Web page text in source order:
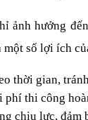
ảnh hưởng
số lợi ích
thời gian,
phí thi công
chịu lực, đảm